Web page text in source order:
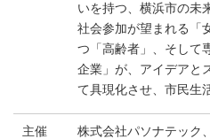
いを持つ、横浜市の未
社会参加が望まれる「
つ「高齢者」、そして
企業」が、アイデアと
て具現化させ、市民生
主催
株式会社パソナテック